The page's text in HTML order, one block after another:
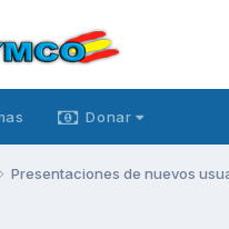
Donar
Presentaciones de nuevos